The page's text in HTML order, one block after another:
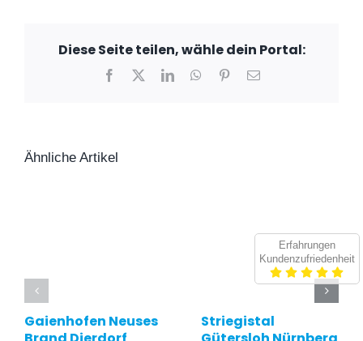
Diese Seite teilen, wähle dein Portal:
Facebook LinkedInWhatsApp
Pinterest
E-
Ähnliche Artikel
Gaienhofen Neuses
Striegistal
Erfahrungen
Kundenzufriedenheit